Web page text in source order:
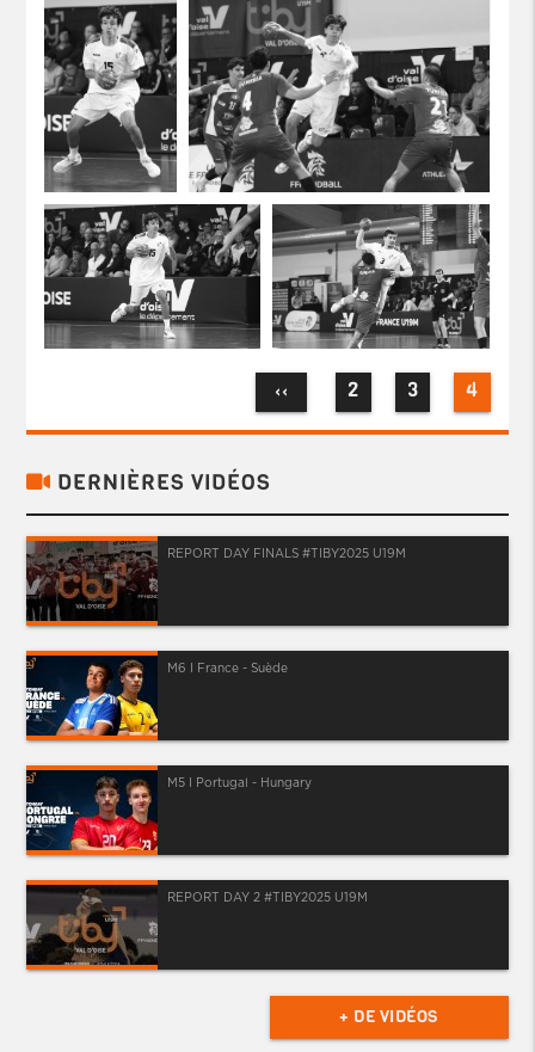
‹‹ 2 3 4
DERNIÈRES VIDÉOS
REPORT DAY FINALS #TIBY2025 U19M
M6 I France - Suède
M5 I Portugal - Hungary
REPORT DAY 2 #TIBY2025 U19M
+ DE VIDÉOS